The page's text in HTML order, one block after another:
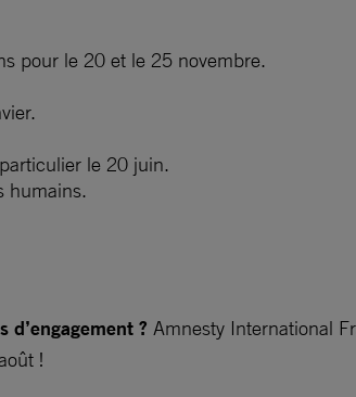
pour le 20 et le 25 novembre.
le 20 juin.
humains.
? Amnesty International
!